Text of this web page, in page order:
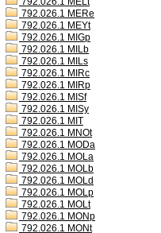
792.026.1 MERe
792.026.1 MEYt
792.026.1 MIGp
792.026.1 MILb
792.026.1 MILs
792.026.1 MIRc
792.026.1 MIRp
792.026.1 MISf
792.026.1 MISy
792.026.1 MIT
792.026.1 MNOt
792.026.1 MODa
792.026.1 MOLa
792.026.1 MOLb
792.026.1 MOLd
792.026.1 MOLp
792.026.1 MOLt
792.026.1 MONp
792.026.1 MONt